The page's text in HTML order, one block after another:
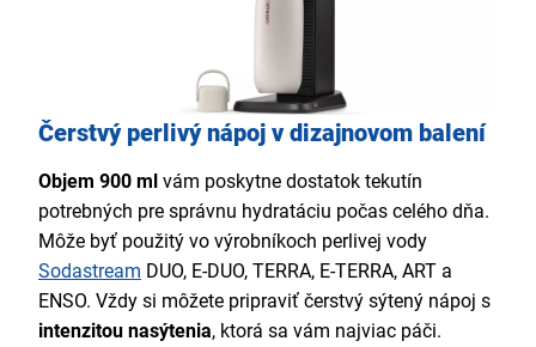
Čerstvý perlivý nápoj v dizajnovom balení
Objem 900 ml vám poskytne dostatok tekutín
potrebných pre správnu hydratáciu počas celého dňa.
Môže byť použitý vo výrobníkoch perlivej vody
Sodastream DUO, E-DUO, TERRA, E-TERRA, ART a
ENSO. Vždy si môžete pripraviť čerstvý sýtený nápoj s
intenzitou nasýtenia, ktorá sa vám najviac páči.